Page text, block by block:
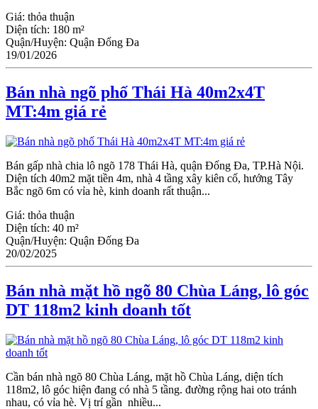
Giá: thỏa thuận
Diện tích: 180 m²
Quận/Huyện: Quận Đống Đa
19/01/2026
Bán nhà ngõ phố Thái Hà 40m2x4T
MT:4m giá rẻ
Bán gấp nhà chia lô ngõ 178 Thái Hà, quận Đống Đa, TP.Hà Nội.
Diện tích 40m2 mặt tiền 4m, nhà 4 tầng xây kiên cố, hướng Tây
Bắc ngõ 6m có vỉa hè, kinh doanh rất thuận...
Giá: thỏa thuận
Diện tích: 40 m²
Quận/Huyện: Quận Đống Đa
20/02/2025
Bán nhà mặt hồ ngõ 80 Chùa Láng, lô góc
DT 118m2 kinh doanh tốt
Cần bán nhà ngõ 80 Chùa Láng, mặt hồ Chùa Láng, diện tích
118m2, lô góc hiện đang có nhà 5 tầng. đường rộng hai oto tránh
nhau, có vỉa hè. Vị trí gần nhiều...